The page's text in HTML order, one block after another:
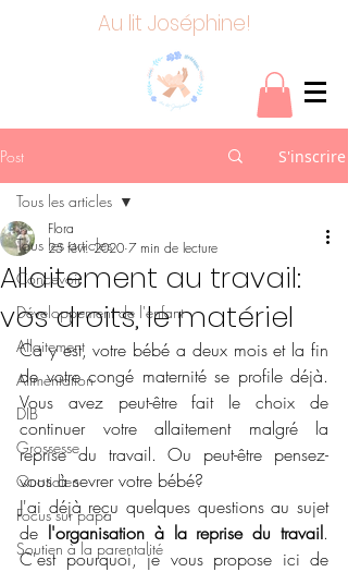
Au lit Joséphine!
Post S'inscrire
Tous les articles
Concevoir
Développement de l'enfant
Allaitement
Alimentation
DIB
Grossesse
Quotidien
Focus sur papa
Soutien à la parentalité
Tous les articles
Allaitement au travail:
vos droits, le matériel
Flora
25 févr. 2020 7 min de lecture
Ca y est, votre bébé a deux mois et la fin
de votre congé maternité se profile déjà.
Vous avez peut-être fait le choix de
continuer votre allaitement malgré la
reprise du travail. Ou peut-être pensez-
vous à sevrer votre bébé?
J'ai déjà reçu quelques questions au sujet
de l'organisation à la reprise du travail.
C'est pourquoi, je vous propose ici de